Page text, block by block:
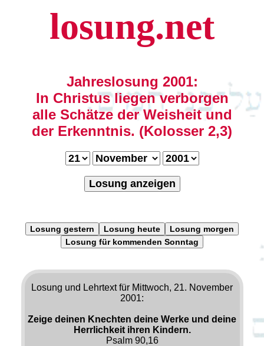
losung.net
Jahreslosung 2001:
In Christus liegen verborgen
alle Schätze der Weisheit und
der Erkenntnis. (Kolosser 2,3)
Losung anzeigen
Losung gestern Losung heute
Losung morgen
Losung für kommenden Sonntag
Losung und Lehrtext für Mittwoch, 21. November
2001:
Zeige deinen Knechten deine Werke und deine
Herrlichkeit ihren Kindern.
Psalm 90,16